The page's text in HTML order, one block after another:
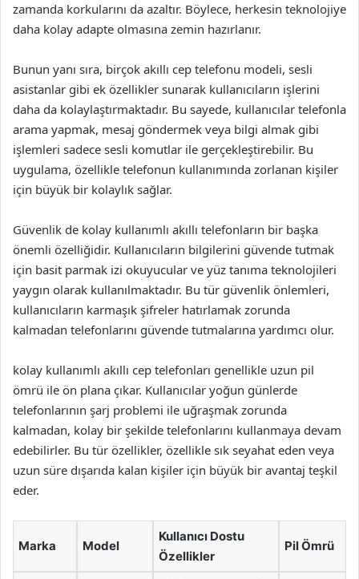
zamanda korkularını da azaltır. Böylece, herkesin teknolojiye
daha kolay adapte olmasına zemin hazırlanır.
Bunun yanı sıra, birçok akıllı cep telefonu modeli, sesli
asistanlar gibi ek özellikler sunarak kullanıcıların işlerini
daha da kolaylaştırmaktadır. Bu sayede, kullanıcılar telefonla
arama yapmak, mesaj göndermek veya bilgi almak gibi
işlemleri sadece sesli komutlar ile gerçekleştirebilir. Bu
uygulama, özellikle telefonun kullanımında zorlanan kişiler
için büyük bir kolaylık sağlar.
Güvenlik de kolay kullanımlı akıllı telefonların bir başka
önemli özelliğidir. Kullanıcıların bilgilerini güvende tutmak
için basit parmak izi okuyucular ve yüz tanıma teknolojileri
yaygın olarak kullanılmaktadır. Bu tür güvenlik önlemleri,
kullanıcıların karmaşık şifreler hatırlamak zorunda
kalmadan telefonlarını güvende tutmalarına yardımcı olur.
kolay kullanımlı akıllı cep telefonları genellikle uzun pil
ömrü ile ön plana çıkar. Kullanıcılar yoğun günlerde
telefonlarının şarj problemi ile uğraşmak zorunda
kalmadan, kolay bir şekilde telefonlarını kullanmaya devam
edebilirler. Bu tür özellikler, özellikle sık seyahat eden veya
uzun süre dışarıda kalan kişiler için büyük bir avantaj teşkil
eder.
Marka Model
Kullanıcı Dostu
Özellikler
Pil Ömrü